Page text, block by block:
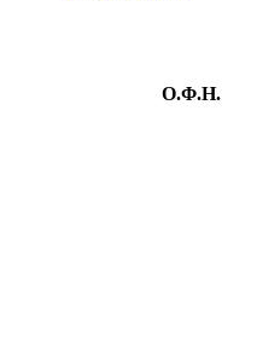
Ο.Φ.Η.